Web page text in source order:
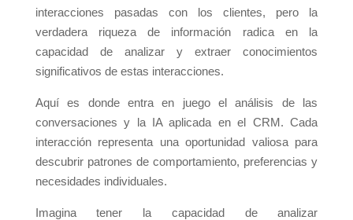
interacciones pasadas con los clientes, pero la
verdadera riqueza de información radica en la
capacidad de analizar y extraer conocimientos
significativos de estas interacciones.
Aquí es donde entra en juego el análisis de las
conversaciones y la IA aplicada en el CRM. Cada
interacción representa una oportunidad valiosa para
descubrir patrones de comportamiento, preferencias y
necesidades individuales.
Imagina tener la capacidad de analizar